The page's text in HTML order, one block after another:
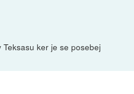
ker je se posebej